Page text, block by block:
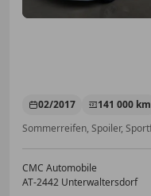
02/2017 141 000 km
CMC Automobile
AT-2442 Unterwaltersdorf